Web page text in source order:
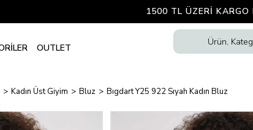
1500 TL ÜZERI
Kadın Üst Giyim Bluz Bıgdart Y25 922 Sıyah Kadın Bluz